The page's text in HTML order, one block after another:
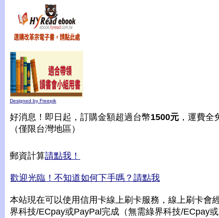
Designed by Freepik
好消息！即日起，訂購金額超過台幣1500元 ，運費全
（僅限台灣地區）
郵資計算請點我！
歡迎光臨！不知道如何下手嗎？請點我
本站現在可以使用信用卡線上刷卡服務，線上刷卡會
界科技/ECpay或PayPal完成（無需綠界科技/ECpay或